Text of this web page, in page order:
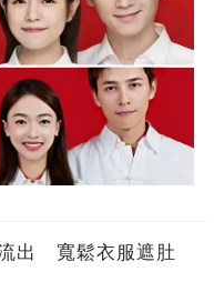
出 寬鬆衣服遮肚